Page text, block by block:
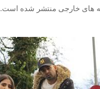
های خارجی منتشر شده است.